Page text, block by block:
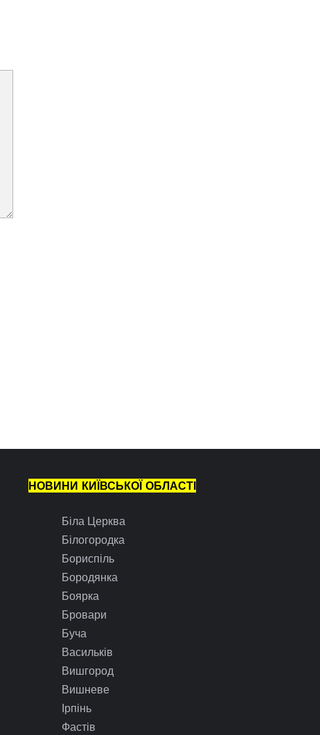
НОВИНИ КИЇВСЬКОЇ ОБЛАСТІ
Біла Церква
Білогородка
Бориспіль
Бородянка
Боярка
Бровари
Буча
Васильків
Вишгород
Вишневе
Ірпінь
Фастів